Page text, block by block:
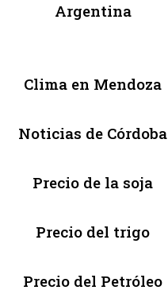
Argentina
Clima en Mendoza
Noticias de Córdoba
Precio de la soja
Precio del trigo
Precio del Petróleo